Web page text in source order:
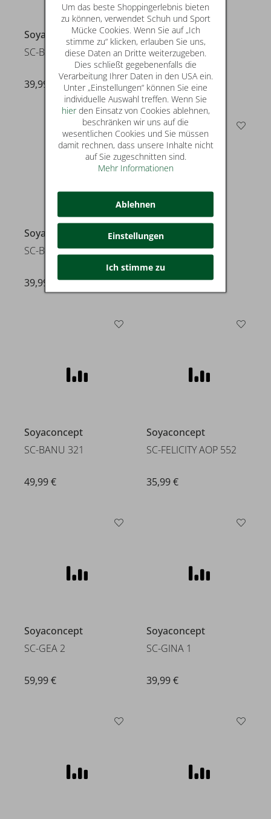
Soyaconcept
SC-BANU 245
39,99 €
Soyaconcept
SC-GAIGA 1
26,99 €
Soyaconcept
SC-BANU 315
39,99 €
Soyaconcept
SC-BANU 315
39,99 €
Soyaconcept
SC-BANU 321
49,99 €
Soyaconcept
SC-FELICITY AOP 552
35,99 €
Soyaconcept
SC-GEA 2
59,99 €
Soyaconcept
SC-GINA 1
39,99 €
Um das beste Shoppingerlebnis bieten
zu können, verwendet Schuh und Sport
Mücke Cookies. Wenn Sie auf „Ich
stimme zu“ klicken, erlauben Sie uns,
diese Daten an Dritte weiterzugeben.
Dies schließt gegebenenfalls die
Verarbeitung Ihrer Daten in den USA ein.
Unter „Einstellungen“ können Sie eine
individuelle Auswahl treffen. Wenn Sie
hierden Einsatz von Cookies ablehnen,
beschränken wir uns auf die
wesentlichen Cookies und Sie müssen
damit rechnen, dass unsere Inhalte nicht
auf Sie zugeschnitten sind.
Mehr Informationen
Ablehnen
Einstellungen
Ich stimme zu